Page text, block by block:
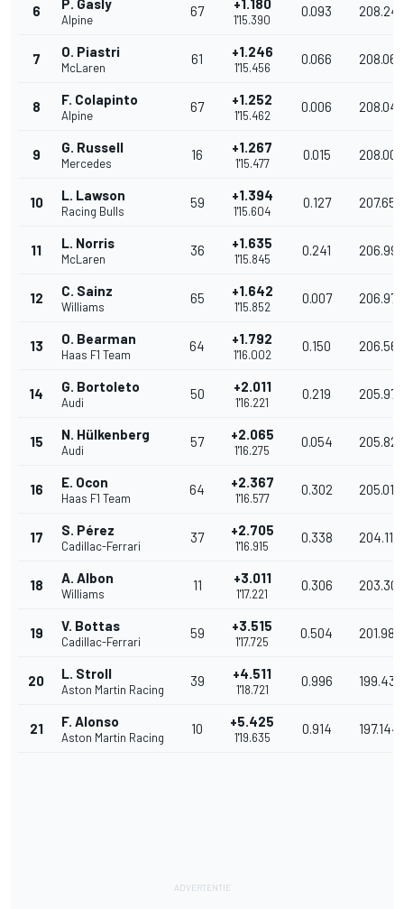
6 P. Gasly
Alpine
67 +1.180
1'15.390
0.093
7 O. Piastri
McLaren
61 +1.246
1'15.456
0.066 208.062
8 F. Colapinto
Alpine
67 +1.252
1'15.462
0.006 208.046
9 G. Russell
Mercedes
16 +1.267
1'15.477
0.015 208.005
10 L. Lawson
Racing Bulls
59 +1.394
1'15.604
0.127 207.655
11 L. Norris
McLaren
36 +1.635
1'15.845
0.241 206.995
12 C. Sainz
Williams
65 +1.642
1'15.852
0.007 206.976
13 O. Bearman
Haas F1 Team
64 +1.792
1'16.002
0.150 206.568
14 G. Bortoleto
Audi
50 +2.011
1'16.221
0.219 205.974
15 N. Hülkenberg
Audi
57 +2.065
1'16.275
0.054 205.828
16 E. Ocon
Haas F1 Team
64 +2.367
1'16.577
0.302 205.017
17 S. Pérez
Cadillac-Ferrari
37 +2.705
1'16.915
0.338 204.116
18 A. Albon
Williams
11 +3.011
1'17.221
0.306 203.307
19 V. Bottas
Cadillac-Ferrari
59 +3.515
1'17.725
0.504 201.989
20 L. Stroll
Aston Martin Racing
39 +4.511
1'18.721
0.996 199.433
21 F. Alonso
Aston Martin Racing
10 +5.425
1'19.635
0.914 197.144